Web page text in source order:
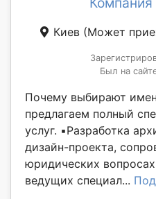
Киев (Может
Был на
Почему выбирают
предлагаем полный
услуг. ▪️Разработка
дизайн-проекта,
юридических
ведущих специал...